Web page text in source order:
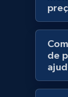
URL,
Rating,
and more.
1.3K+
de